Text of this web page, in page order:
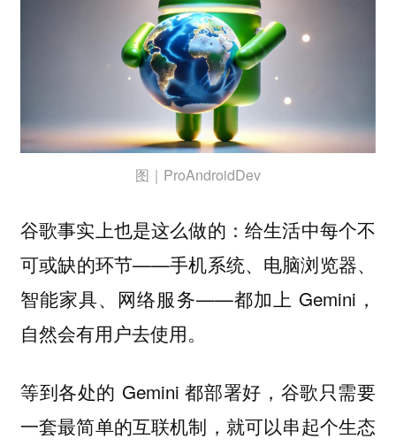
图｜ProAndroidDev
谷歌事实上也是这么做的：给生活中每个不
可或缺的环节——手机系统、电脑浏览器、
智能家具、网络服务——都加上 Gemini，
自然会有用户去使用。
等到各处的 Gemini 都部署好，谷歌只需要
一套最简单的互联机制，就可以串起个生态